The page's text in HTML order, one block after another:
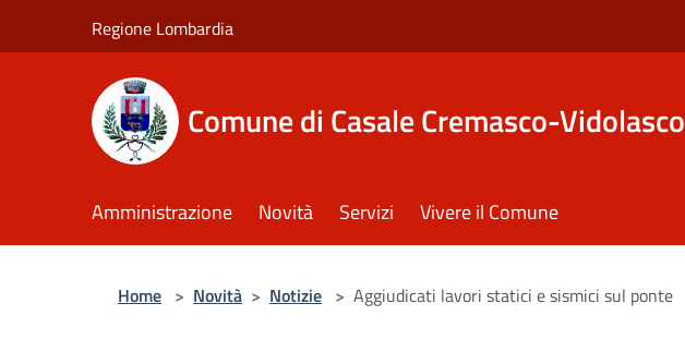
Regione Lombardia
Comune di Casale Cremasco-Vidolasco
Amministrazione Novità Servizi Vivere il Comune
Home > Novità > Notizie > Aggiudicati lavori statici e sismici sul ponte